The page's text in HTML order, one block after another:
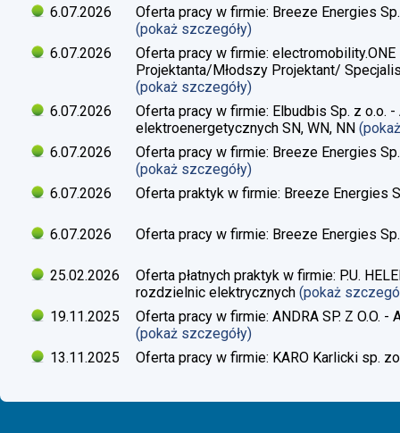
6.07.2026
Oferta pracy w firmie: Breeze Energies
(pokaż szczegóły)
6.07.2026
Oferta pracy w firmie:
Projektanta/Młodszy Projektant/
(pokaż szczegóły)
6.07.2026
Oferta pracy w firmie: Elbudbis Sp. z
elektroenergetycznych SN, WN, NN
6.07.2026
Oferta pracy w firmie: Breeze Energies
(pokaż szczegóły)
6.07.2026
Oferta praktyk w firmie: Breeze Energies
6.07.2026 Oferta pracy w firmie: Breeze Energies
25.02.2026
Oferta płatnych praktyk w firmie: P.U.
rozdzielnic elektrycznych (pokaż
19.11.2025
Oferta pracy w firmie: ANDRA SP. Z O.O.
(pokaż szczegóły)
13.11.2025
Oferta pracy w firmie: KARO Karlicki sp.